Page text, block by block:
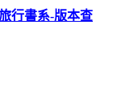
行書系-版本查